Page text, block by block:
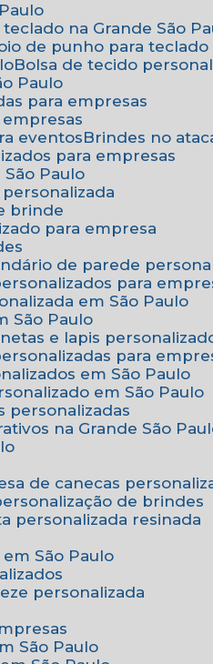
teclado na Grande São
de punho para teclado
Bolsa de tecido
Paulo
para empresas
empresas
eventos
Brindes no
para empresas
São Paulo
personalizada
brinde
para empresa
de parede
para
em São Paulo
São Paulo
e lapis
para
em São Paulo
em São Paulo
personalizadas
na Grande São
de canecas
de brindes
personalizada resinada
em São Paulo
personalizada
São Paulo